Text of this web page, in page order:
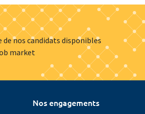
nos candidats disponibles
market
Nos engagements